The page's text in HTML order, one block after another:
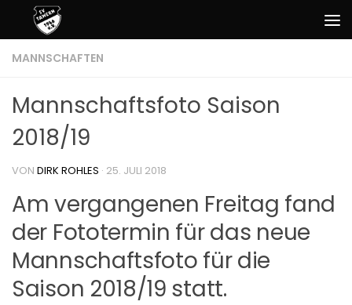
Zum Inhalt springen
MANNSCHAFTEN
Mannschaftsfoto Saison
2018/19
VON DIRK ROHLES · 25. JULI 2018
Am vergangenen Freitag fand
der Fototermin für das neue
Mannschaftsfoto für die
Saison 2018/19 statt.